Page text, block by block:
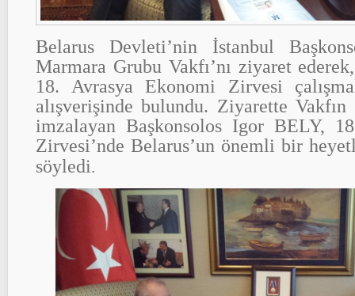
Belarus Devleti’nin İstanbul
Marmara Grubu Vakfı’nı ziyaret
18. Avrasya Ekonomi Zirvesi
alışverişinde bulundu. Ziyarette Vakfın
imzalayan Başkonsolos Igor BELY,
Zirvesi’nde Belarus’un önemli bir
söyledi.